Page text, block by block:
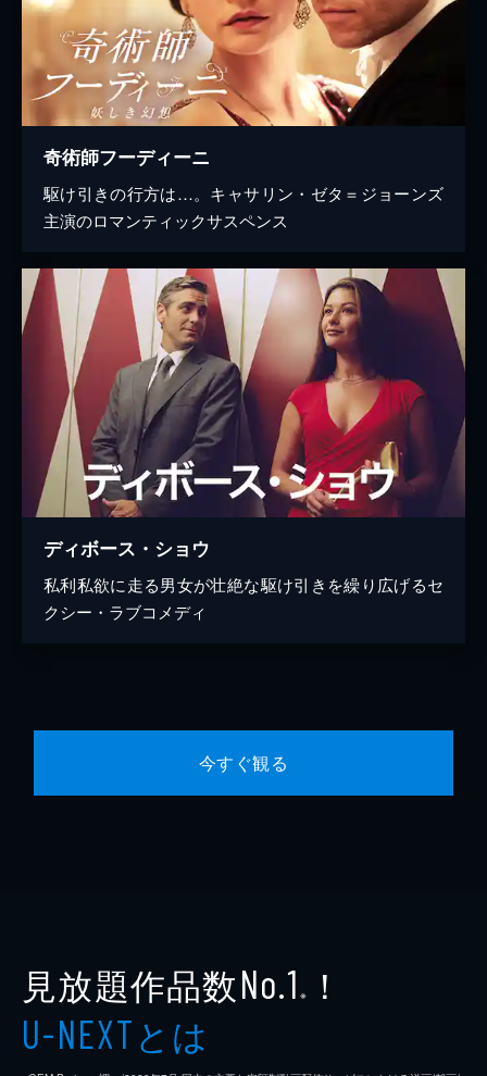
奇術師フーディーニ
駆け引きの行方は…。キャサリン・ゼタ＝ジョーンズ
主演のロマンティックサスペンス
ディボース・ショウ
私利私欲に走る男女が壮絶な駆け引きを繰り広げるセ
クシー・ラブコメディ
今すぐ観る
見放題作品数No.1 ※ ！
U-NEXTとは